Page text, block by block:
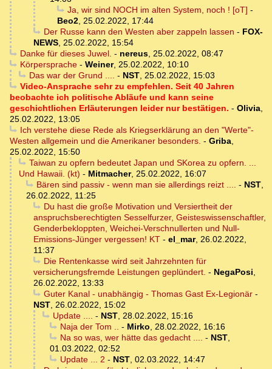
Ja, wir sind NOCH im alten System, noch ! [oT] -
Beo2, 25.02.2022, 17:44
Der Russe kann den Westen aber zappeln lassen - FOX-
NEWS, 25.02.2022, 15:54
Danke für dieses Juwel. - nereus, 25.02.2022, 08:47
Körpersprache- Weiner, 25.02.2022, 10:10
Das war der Grund .... - NST, 25.02.2022, 15:03
Video-Ansprache sehr zu empfehlen. Seit 40 Jahren
beobachte ich politische Abläufe und kann seine
geschichtlichen Erläuterungen leider nur bestätigen. - Olivia,
25.02.2022, 13:05
Ich verstehe diese Rede als Kriegserklärung an den "Werte"-
Westen allgemein und die Amerikaner besonders. - Griba,
25.02.2022, 15:50
Taiwan zu opfern bedeutet Japan und SKorea zu opfern. ...
Und Hawaii. (kt) - Mitmacher, 25.02.2022, 16:07
Bären sind passiv - wenn man sie allerdings reizt .... - NST,
26.02.2022, 11:25
Du hast die große Motivation und Versiertheit der
anspruchsberechtigten Sesselfurzer, Geisteswissenschaftler,
Genderbekloppten, Weichei-Verschnullerten und Null-
Emissions-Jünger vergessen! KT - el_mar, 26.02.2022,
11:37
Die Rentenkasse wird seit Jahrzehnten für
versicherungsfremde Leistungen geplündert. - NegaPosi,
26.02.2022, 13:33
Guter Kanal - unabhängig - Thomas Gast Ex-Legionär-
NST, 26.02.2022, 15:02
Update .... - NST, 28.02.2022, 15:16
Naja der Tom .. - Mirko, 28.02.2022, 16:16
Na so was, wer hätte das gedacht .... - NST,
01.03.2022, 02:52
Update ... 2 - NST, 02.03.2022, 14:47